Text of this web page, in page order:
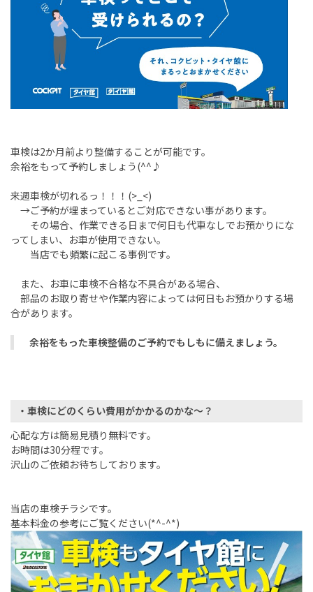
車検は2か月前より整備することが可能です。
余裕をもって予約しましょう(^^♪
来週車検が切れるっ！！！(>_<)
→ご予約が埋まっているとご対応できない事があります。
その場合、作業できる日まで何日も代車なしでお預かりにな
ってしまい、お車が使用できない。
当店でも頻繁に起こる事例です。
また、お車に車検不合格な不具合がある場合、
部品のお取り寄せや作業内容によっては何日もお預かりする場
合があります。
余裕をもった車検整備のご予約でもしもに備えましょう。
・車検にどのくらい費用がかかるのかな～？
心配な方は簡易見積り無料です。
お時間は30分程です。
沢山のご依頼お待ちしております。
当店の車検チラシです。
基本料金の参考にご覧ください(*^-^*)